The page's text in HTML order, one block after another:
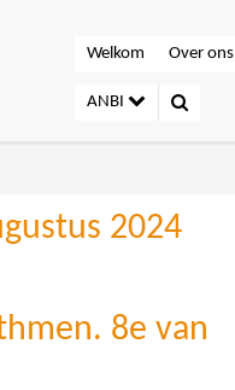
Welkom Over ons
ANBI
2024
8e van